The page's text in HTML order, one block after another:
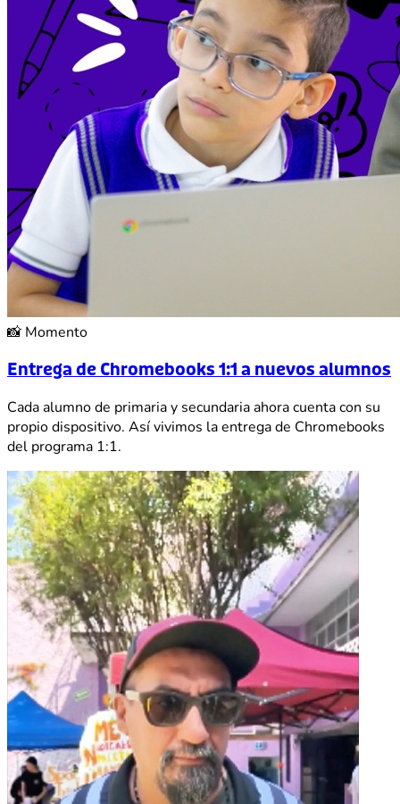
📸 Momento
Entrega de Chromebooks 1:1 a nuevos alumnos
Cada alumno de primaria y secundaria ahora cuenta con su
propio dispositivo. Así vivimos la entrega de Chromebooks
del programa 1:1.